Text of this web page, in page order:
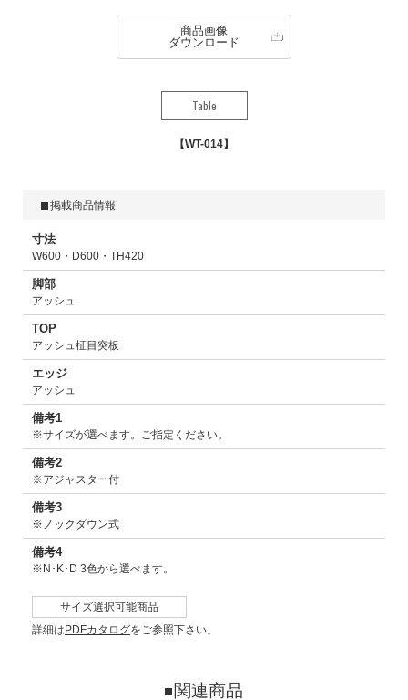
商品画像
ダウンロード
Table
WT-014
掲載商品情報
寸法
W600・D600・TH420
脚部
アッシュ
TOP
アッシュ柾目突板
エッジ
アッシュ
備考1
※サイズが選べます。ご指定ください。
備考2
※アジャスター付
備考3
※ノックダウン式
備考4
※N･K･D 3色から選べます。
サイズ選択可能商品
詳細は PDFカタログをご参照下さい。
関連商品